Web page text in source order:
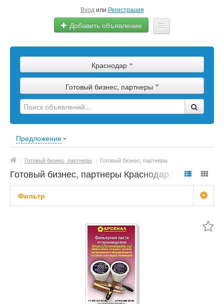
Вход или Регистрация
Добавить объявление
Сырье
Изделия
Оборудование
Краснодар
Готовый бизнес, партнеры
Предложение
/ Готовый бизнес, партнеры / Готовый бизнес, партнеры
Готовый бизнес, партнеры Краснодар
Фильтр
Применить Сбросить фильтр